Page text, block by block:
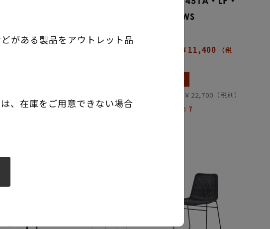
がある製品をアウトレット品
、在庫をご用意できない場合
: 1
新定価 ￥21,200
（税
BRV・WS
新定価 ￥11,400
（税
50%OFF
通常定価 ￥22,700（税別）
有効在庫 : 7